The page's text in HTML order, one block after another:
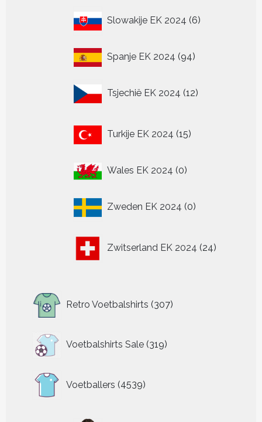
Slowakije EK 2024 6
producten
Spanje EK 2024 9494
Tsjechië EK 2024 12
producten
Turkije EK 2024 15
producten
Wales EK 2024 00
Zweden EK 2024 0
producten
Zwitserland EK 2024 24
producten
Retro Voetbalshirts 307
producten
Voetbalshirts Sale 319
319
Voetballers 4539
producten